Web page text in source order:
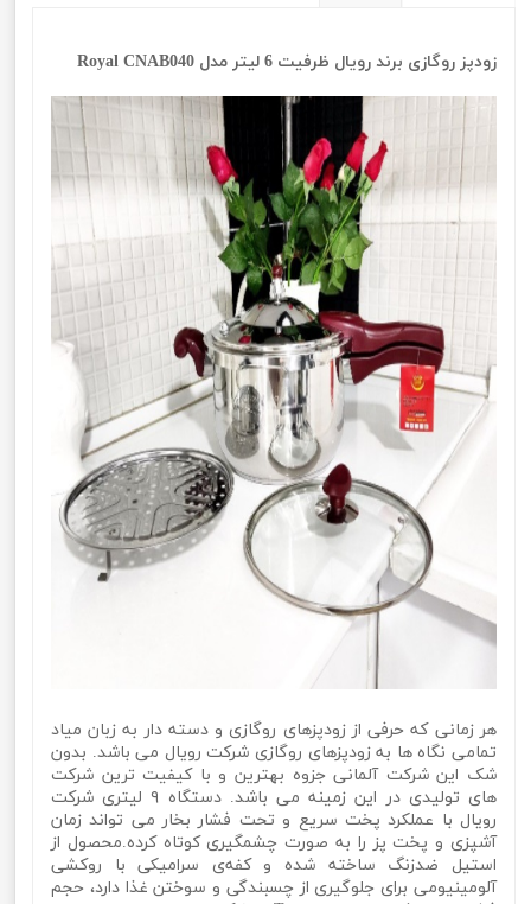
زودپز روگازی برند رویال ظرفیت 6 لیتر مدل Royal CNAB040
هر زمانی که حرفی از زودپزهای روگازی و دسته دار به زبان میاد
تمامی نگاه ها به زودپزهای روگازی شرکت رویال می باشد. بدون
شک این شرکت آلمانی جزوه بهترین و با کیفیت ترین شرکت
های تولیدی در این زمینه می باشد. دستگاه ۹ لیتری شرکت
رویال با عملکرد پخت سریع و تحت فشار بخار می تواند زمان
آشپزی و پخت پز را به صورت چشمگیری کوتاه کرده.محصول از
استیل ضدزنگ ساخته شده و کفه‌ی سرامیکی با روکشی
آلومینیومی برای جلوگیری از چسبندگی و سوختن غذا دارد، حجم